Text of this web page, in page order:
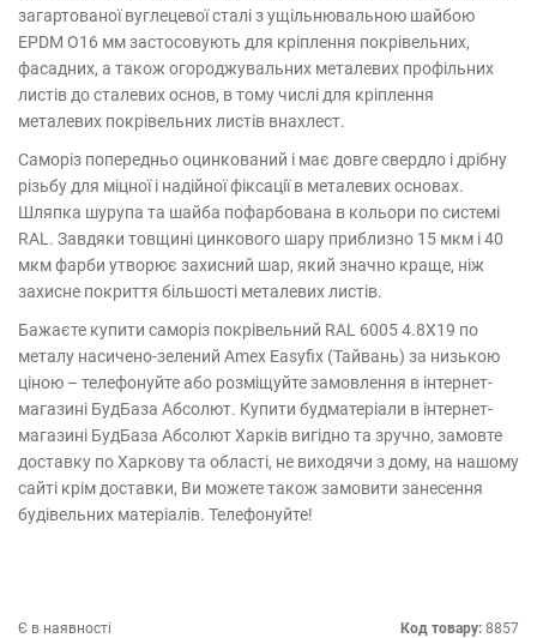
загартованої вуглецевої сталі з ущільнювальною шайбою
EPDM O16 мм застосовують для кріплення покрівельних,
фасадних, а також огороджувальних металевих профільних
листів до сталевих основ, в тому числі для кріплення
металевих покрівельних листів внахлест.
Саморіз попередньо оцинкований і має довге свердло і дрібну
різьбу для міцної і надійної фіксації в металевих основах.
Шляпка шурупа та шайба пофарбована в кольори по системі
RAL. Завдяки товщині цинкового шару приблизно 15 мкм і 40
мкм фарби утворює захисний шар, який значно краще, ніж
захисне покриття більшості металевих листів.
Бажаєте купити саморіз покрівельний RAL 6005 4.8Х19 по
металу насичено-зелений Amex Easyfix (Тайвань) за низькою
ціною – телефонуйте або розміщуйте замовлення в інтернет-
магазині БудБаза Абсолют. Купити будматеріали в інтернет-
магазині БудБаза Абсолют Харків вигідно та зручно, замовте
доставку по Харкову та області, не виходячи з дому, на нашому
сайті крім доставки, Ви можете також замовити занесення
будівельних матеріалів. Телефонуйте!
Є в наявності Код товару: 8857